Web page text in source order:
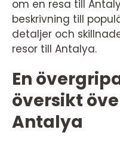
om en resa till
beskrivning till
detaljer och
resor till Antalya.
En
översikt
Antalya